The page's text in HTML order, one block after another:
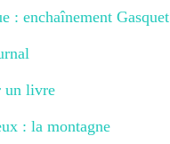
: enchaînement Gasquet
un livre
: la montagne